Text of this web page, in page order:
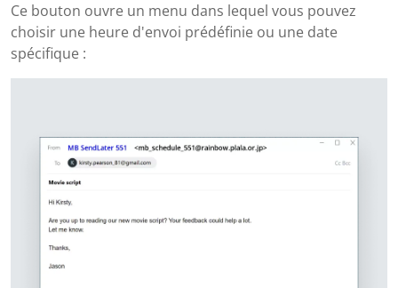
Ce bouton ouvre un menu dans lequel vous pouvez
choisir une heure d'envoi prédéfinie ou une date
spécifique :